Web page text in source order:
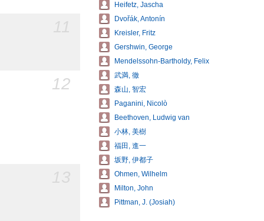
12
Heifetz, Jascha
Dvořák, Antonín
Kreisler, Fritz
Gershwin, George
Mendelssohn-Bartholdy, Felix
武満, 徹
森山, 智宏
Paganini, Nicolò
Beethoven, Ludwig van
小林, 美樹
福田, 進一
坂野, 伊都子
Ohmen, Wilhelm
Milton, John
Pittman, J. (Josiah)